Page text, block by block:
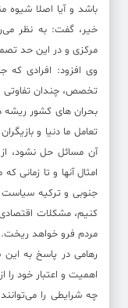
باشد و آیا اصلا شیوه
خیر، گفت: به نظر
مرکزی و در این حد
وی افزود: افرادی که
تخصص، چندان تفاوتی
بحران های کشور ریشه
تعامل ما دنیا و
امثال آنها و تا زمانی
جنوبی و ترکیه سیاست
کنیم، مشکلات
مردم فرو خواهد ریخت.
رهامی در پاسخ به این
اهمیت و اعتبار خود
چه شرایطی را